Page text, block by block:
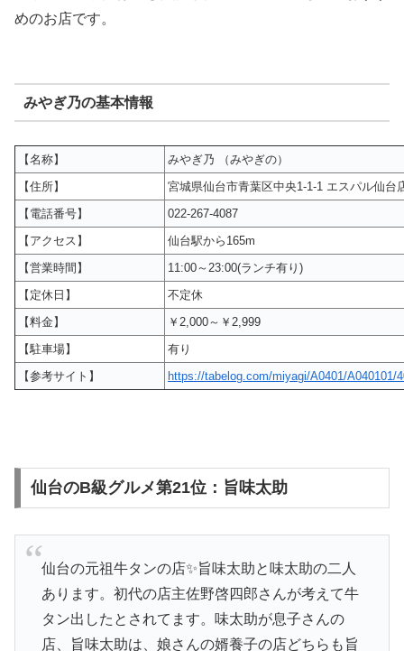
めのお店です。
みやぎ乃の基本情報
【名称】
みやぎ乃 （みやぎの）
【住所】
宮城県仙台市青葉区中央1-1-1 エスパル仙台
【電話番号】
022-267-4087
【アクセス】
仙台駅から165m
【営業時間】
11:00～23:00(ランチ有り)
【定休日】
不定休
【料金】
￥2,000～￥2,999
【駐車場】
有り
【参考サイト】
https://tabelog.com/miyagi/A0401/A040101/
仙台のB級グルメ第21位：旨味太助
仙台の元祖牛タンの店✨旨味太助と味太助の二人
あります。初代の店主佐野啓四郎さんが考えて牛
タン出したとされてます。味太助が息子さんの
店、旨味太助は、娘さんの婿養子の店どちらも旨